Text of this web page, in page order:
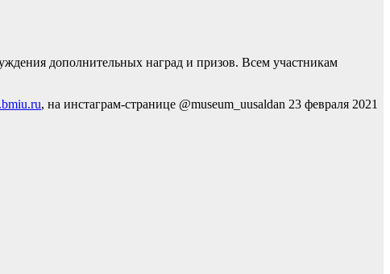
дополнительных наград и призов. Всем участникам
, на инстаграм-странице @museum_uusaldan 23 февраля 2021